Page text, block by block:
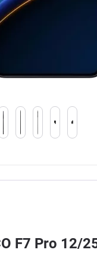
F7 Pro 12/